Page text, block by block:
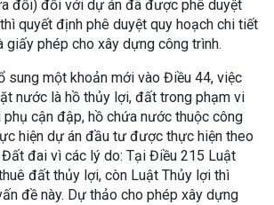
đổi) đối với dự án đã được phê duyệt
quyết định phê duyệt quy hoạch chi tiết
phép cho xây dựng công trình.
sung một khoản mới vào Điều 44, việc
nước là hồ thủy lợi, đất trong phạm vi
cận đập, hồ chứa nước thuộc công
hiện dự án đầu tư được thực hiện theo
đai vì các lý do: Tại Điều 215 Luật
đất thủy lợi, còn Luật Thủy lợi thì
đề này. Dự thảo cho phép xây dựng